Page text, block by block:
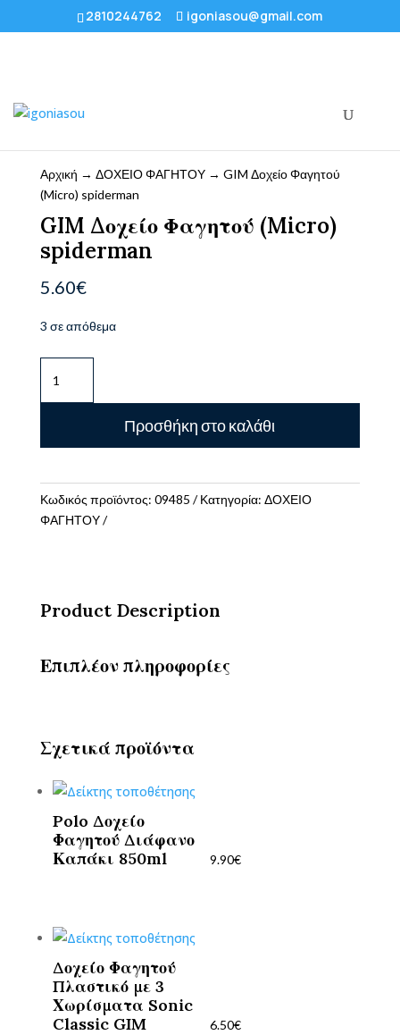
2810244762 igoniasou@gmail.com
Αρχική → ΔΟΧΕΙΟ ΦΑΓΗΤΟΥ→ GIM Δοχείο Φαγητού
(Micro) spiderman
GIM Δοχείο Φαγητού (Micro)
spiderman
5.60€
3 σε απόθεμα
Δοχείο
Φαγητού
spiderman
Προσθήκη στο καλάθι
Κωδικός προϊόντος: 09485 Κατηγορία: ΔΟΧΕΙΟ
ΦΑΓΗΤΟΥ
Product Description
Επιπλέον πληροφορίες
Σχετικά προϊόντα
Polo Δοχείο
Φαγητού Διάφανο
Καπάκι 850ml
9.90€
Δοχείο Φαγητού
Πλαστικό με 3
Χωρίσματα Sonic
Classic GIM
6.50€